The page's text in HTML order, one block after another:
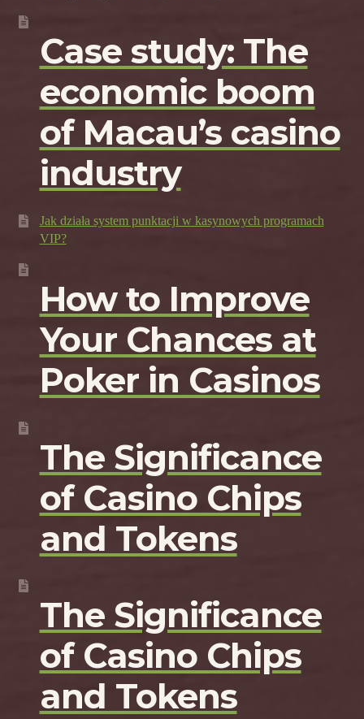
Case study: The
economic boom
of Macau’s casino
industry
Jak działa system punktacji w kasynowych programach
VIP?
How to Improve
Your Chances at
Poker in Casinos
The Significance
of Casino Chips
and Tokens
The Significance
of Casino Chips
and Tokens